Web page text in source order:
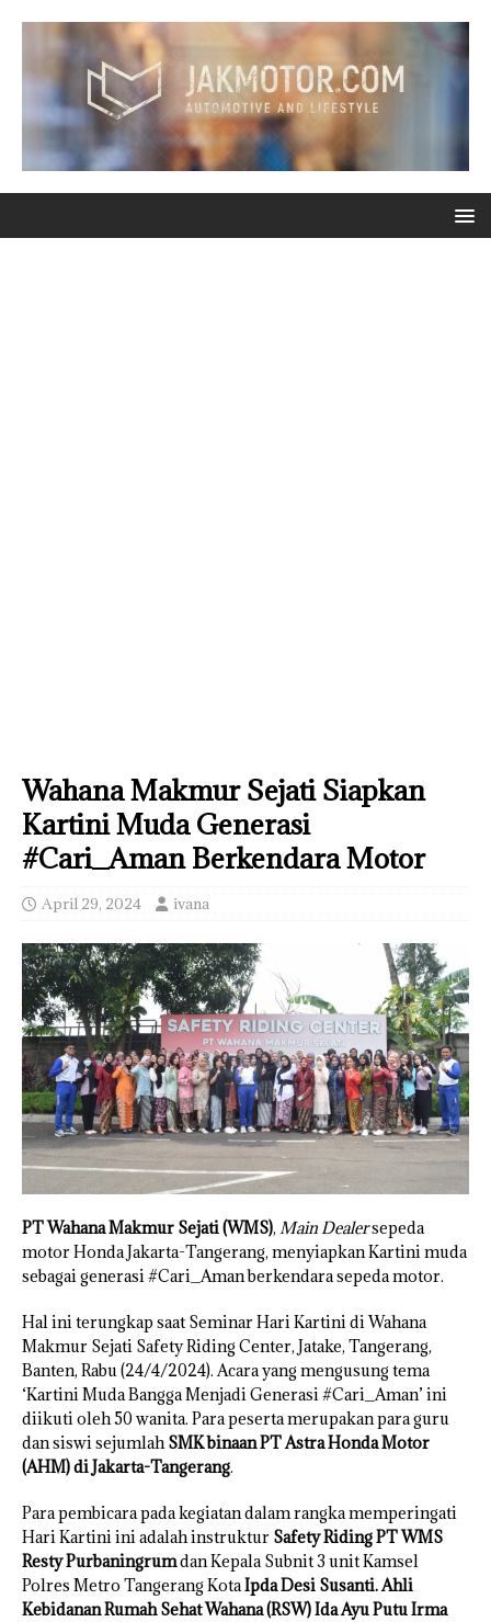
Wahana Makmur Sejati Siapkan
Kartini Muda Generasi
#Cari_Aman Berkendara Motor
April 29, 2024 ivana
PT Wahana Makmur Sejati (WMS), Main Dealersepeda
motor Honda Jakarta-Tangerang, menyiapkan Kartini muda
sebagai generasi #Cari_Aman berkendara sepeda motor.
Hal ini terungkap saat Seminar Hari Kartini di Wahana
Makmur Sejati Safety Riding Center, Jatake, Tangerang,
Banten, Rabu (24/4/2024). Acara yang mengusung tema
‘Kartini Muda Bangga Menjadi Generasi #Cari_Aman’ ini
diikuti oleh 50 wanita. Para peserta merupakan para guru
dan siswi sejumlahSMK binaan PT Astra Honda Motor
(AHM) di Jakarta-Tangerang.
Para pembicara pada kegiatan dalam rangka memperingati
Hari Kartini ini adalah instruktur Safety Riding PT WMS
Resty Purbaningrumdan Kepala Subnit 3 unit Kamsel
Polres Metro Tangerang KotaIpda Desi Susanti.Ahli
Kebidanan Rumah Sehat Wahana (RSW) Ida Ayu Putu Irma